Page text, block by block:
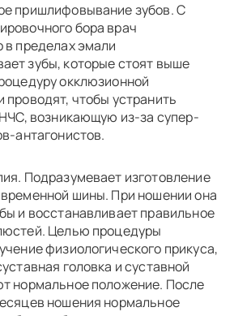
пришлифовывание зубов.С
бора врач
в пределах эмали
зубы, которые стоят выше
окклюзионной
проводят, чтобы устранить
возникающую из-за супер-
антагонистов.
Подразумевает изготовление
шины. При ношении она
и восстанавливает правильное
Целью процедуры
физиологического прикуса,
головка и суставной
нормальное положение. После
ношения нормальное